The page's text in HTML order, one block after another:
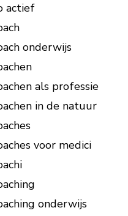
actief
onderwijs
als professie
in de natuur
voor medici
onderwijs